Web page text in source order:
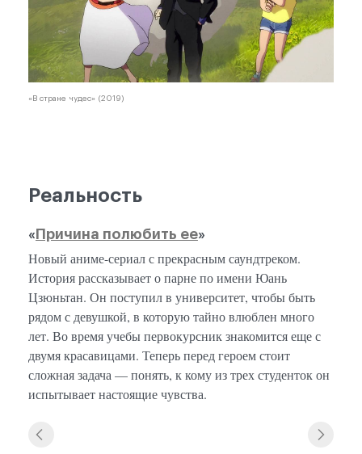
«В стране чудес» (2019)
Реальность
« Причина полюбить ее»
Новый аниме-сериал с прекрасным саундтреком.
История рассказывает о парне по имени Юань
Цзюньтан. Он поступил в университет, чтобы быть
рядом с девушкой, в которую тайно влюблен много
лет. Во время учебы первокурсник знакомится еще с
двумя красавицами. Теперь перед героем стоит
сложная задача — понять, к кому из трех студенток он
испытывает настоящие чувства.